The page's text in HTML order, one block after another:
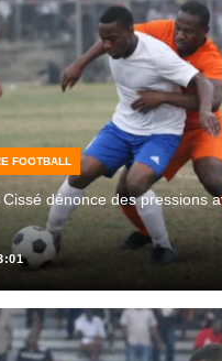
FOOTBALL
dénonce des pressions